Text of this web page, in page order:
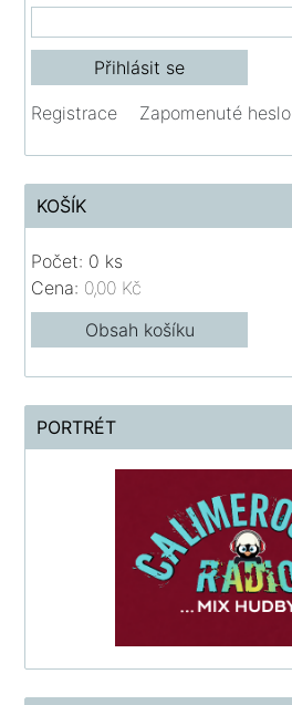
Registrace Zapomenuté heslo
KOŠÍK
Počet: 0 ks
Cena: 0,00 Kč
Obsah košíku
PORTRÉT